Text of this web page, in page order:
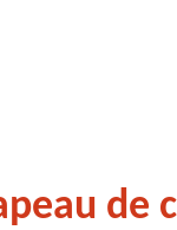
de